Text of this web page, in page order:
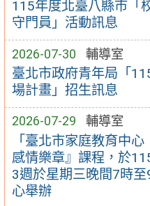
115年度北臺八縣市「
守門員」活動訊息
2026-07-30 輔導室
臺北市政府青年局「
場計畫」招生訊息
2026-07-29 輔導室
「臺北市家庭教育中
感情樂章』課程，於
3週於星期三晚間7時
心舉辦